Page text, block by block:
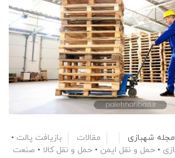
مجله شهبازی مقالات بازیافت پالت •
• حمل و نقل ایمن • حمل و نقل کالا • صنعت